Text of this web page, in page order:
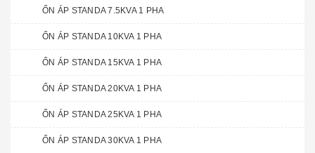
ỔN ÁP STANDA 7.5KVA 1 PHA
ỔN ÁP STANDA 10KVA 1 PHA
ỔN ÁP STANDA 15KVA 1 PHA
ỔN ÁP STANDA 20KVA 1 PHA
ỔN ÁP STANDA 25KVA 1 PHA
ỔN ÁP STANDA 30KVA 1 PHA